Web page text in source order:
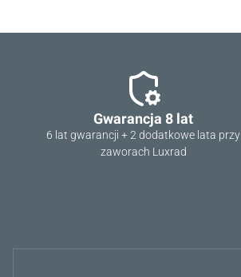
Gwarancja 8 lat
6 lat gwarancji + 2 dodatkowe lata przy
zaworach Luxrad